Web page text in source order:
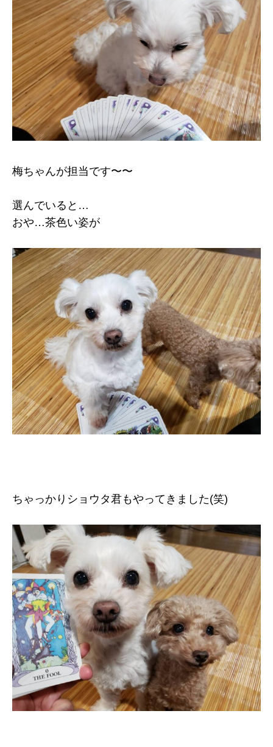
梅ちゃんが担当です〜〜
選んでいると…
おや…茶色い姿が
ちゃっかりショウタ君もやってきました(笑)